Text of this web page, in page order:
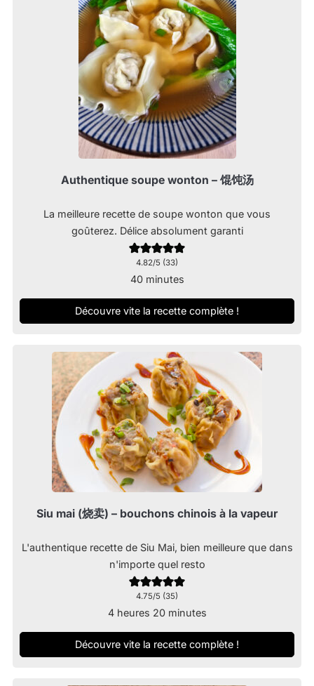
Authentique soupe wonton – 馄饨汤
La meilleure recette de soupe wonton que vous
goûterez. Délice absolument garanti
4.82/5 (33)
40minutes
minutes
Découvre vite la recette complète !
Siu mai (烧卖) – bouchons chinois à la vapeur
L'authentique recette de Siu Mai, bien meilleure que dans
n'importe quel resto
4.75/5 (35)
4heures
heures 20minutes
minutes
Découvre vite la recette complète !